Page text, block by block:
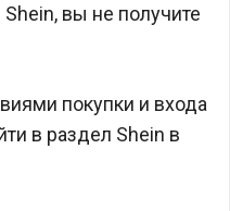
вы не получите
покупки и входа
в раздел Shein в